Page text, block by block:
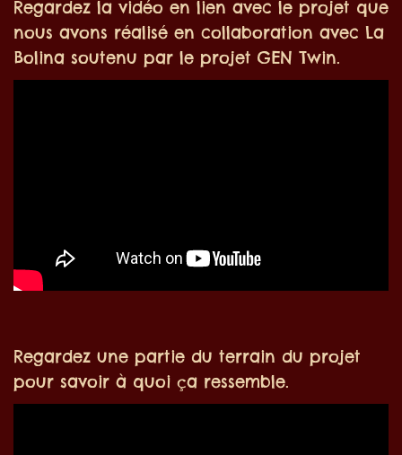
Regardez la vidéo en lien avec le projet que
nous avons réalisé en collaboration avec La
Bolina soutenu par le projet GEN Twin.
Regardez une partie du terrain du projet
pour savoir à quoi ça ressemble.